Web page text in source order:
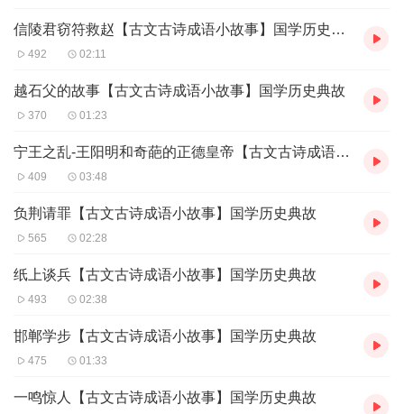
信陵君窃符救赵【古文古诗成语小故事】国学历史典故
492 02:11
越石父的故事【古文古诗成语小故事】国学历史典故
370 01:23
宁王之乱-王阳明和奇葩的正德皇帝【古文古诗成语小故事】国学历史典故
409 03:48
负荆请罪【古文古诗成语小故事】国学历史典故
565 02:28
纸上谈兵【古文古诗成语小故事】国学历史典故
493 02:38
邯郸学步【古文古诗成语小故事】国学历史典故
475 01:33
一鸣惊人【古文古诗成语小故事】国学历史典故